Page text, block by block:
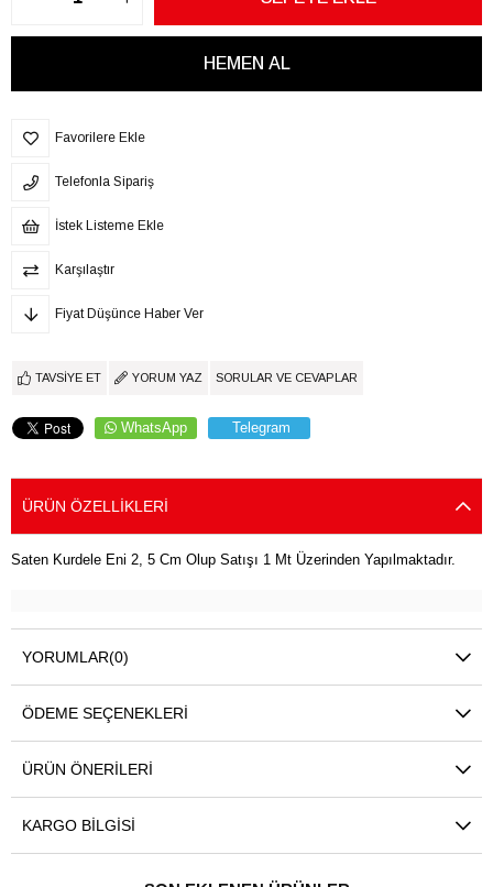
Favorilere Ekle
Telefonla Sipariş
İstek Listeme Ekle
Karşılaştır
Fiyat Düşünce Haber Ver
TAVSIYE ET YORUM YAZ SORULAR VE CEVAPLAR
WhatsApp Telegram
ÜRÜN ÖZELLIKLERI
Saten Kurdele Eni 2, 5 Cm Olup Satışı 1 Mt Üzerinden Yapılmaktadır.
YORUMLAR(0)
ÖDEME SEÇENEKLERI
ÜRÜN ÖNERILERI
KARGO BILGISI